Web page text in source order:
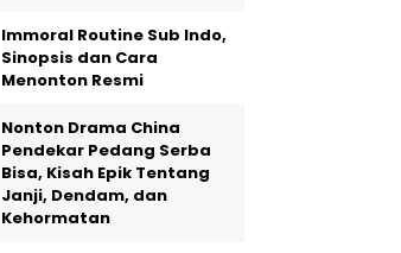
Immoral Routine Sub Indo,
Sinopsis dan Cara
Menonton Resmi
Nonton Drama China
Pendekar Pedang Serba
Bisa, Kisah Epik Tentang
Janji, Dendam, dan
Kehormatan